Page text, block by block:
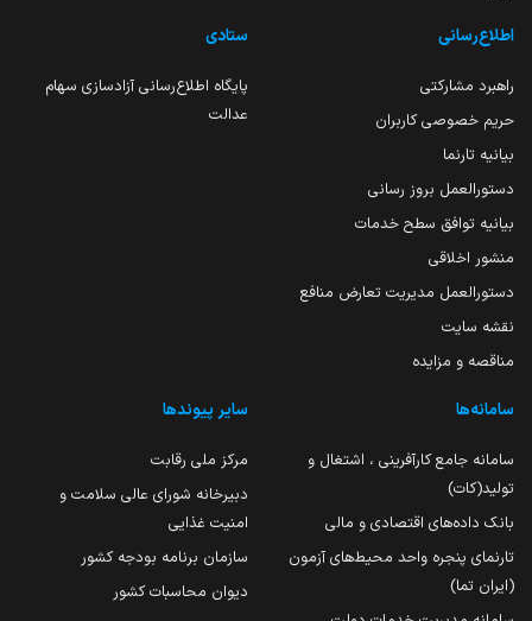
اطلاع‌رسانی
راهبرد مشارکتی
حریم خصوصی کاربران
بیانیه تارنما
دستورالعمل بروز رسانی
بیانیه توافق سطح خدمات
منشور اخلاقی
دستورالعمل مدیریت تعارض منافع
نقشه سایت
مناقصه و مزایده
ستادی
پایگاه اطلاع‌رسانی آزادسازی سهام
عدالت
سامانه‌ها
سامانه جامع کارآفرینی ، اشتغال و
تولید(کات)
بانک داده‌های اقتصادی و مالی
تارنمای پنجره واحد محیط‌های آزمون
(ایران تما)
سایر پیوندها
مرکز ملی رقابت
دبیرخانه شورای عالی سلامت و
امنیت غذایی
سازمان برنامه بودجه کشور
دیوان محاسبات کشور